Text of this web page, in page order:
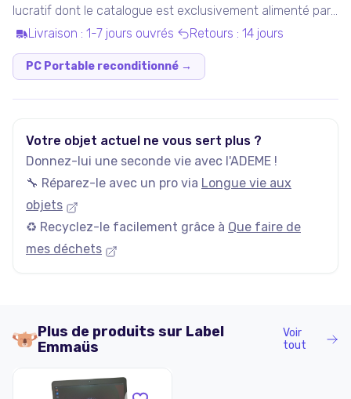
lucratif dont le catalogue est exclusivement alimenté par
des acteurs de l'Économie Sociale et Solidaire, proposant
Livraison : 1-7 jours ouvrés Retours : 14 jours
PC Portable reconditionné →
Votre objet actuel ne vous sert plus ?
Donnez-lui une seconde vie avec l'ADEME !
🔧 Réparez-le avec un pro via Longue vie aux
objets
♻️ Recyclez-le facilement grâce à Que faire de
mes déchets
Plus de produits sur Label
Emmaüs
Voir
tout